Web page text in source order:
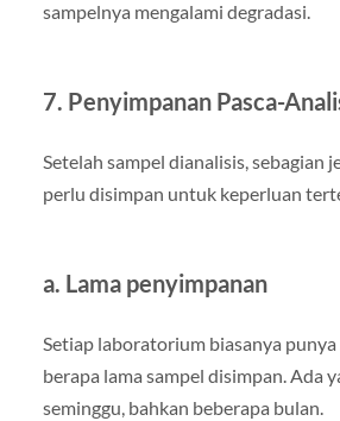
sampelnya mengalami degradasi.
7. Penyimpanan Pasca-
Setelah sampel dianalisis, sebagian
perlu disimpan untuk keperluan
a. Lama penyimpanan
Setiap laboratorium biasanya
berapa lama sampel disimpan. Ada
seminggu, bahkan beberapa bulan.